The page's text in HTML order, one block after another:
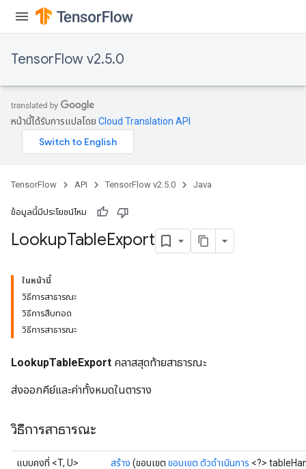
TensorFlow v2.5.0
หน้านี้ได้รับการแปลโดย Cloud Translation API
TensorFlow API TensorFlow v2.5.0 Java
ข้อมูลนี้มีประโยชน์ไหม
LookupTableExport
ในหน้านี้
วิธีการสาธารณะ
วิธีการสืบทอด
วิธีการสาธารณะ
LookupTableExport คลาสสุดท้ายสาธารณะ
ส่งออกคีย์และค่าทั้งหมดในตาราง
วิธีการสาธารณะ
แบบคงที่ <T, U>
สร้าง (ขอบเขต ขอบเขต ตัวดำเนินการ <?>